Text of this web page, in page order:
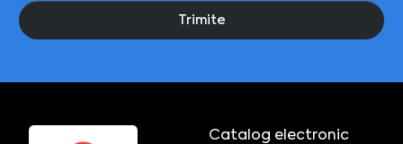
Trimite
Catalog electronic